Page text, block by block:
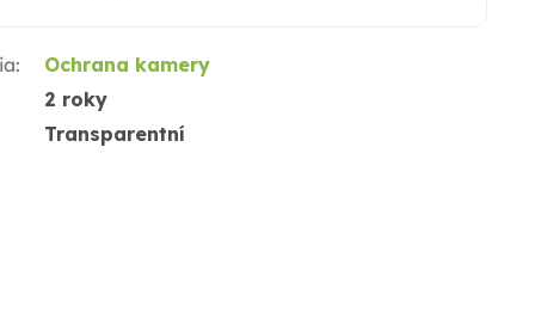
:
Ochrana kamery
2 roky
Transparentní